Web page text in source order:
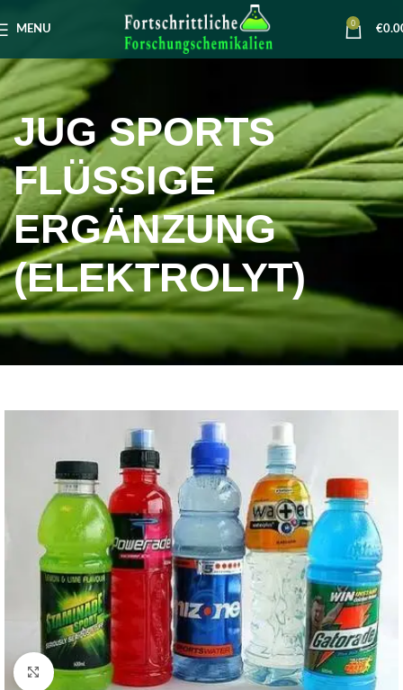
MENU
0
€
JUG SPORTS
FLÜSSIGE
ERGÄNZUNG
(ELEKTROLYT)
Click to enlarge